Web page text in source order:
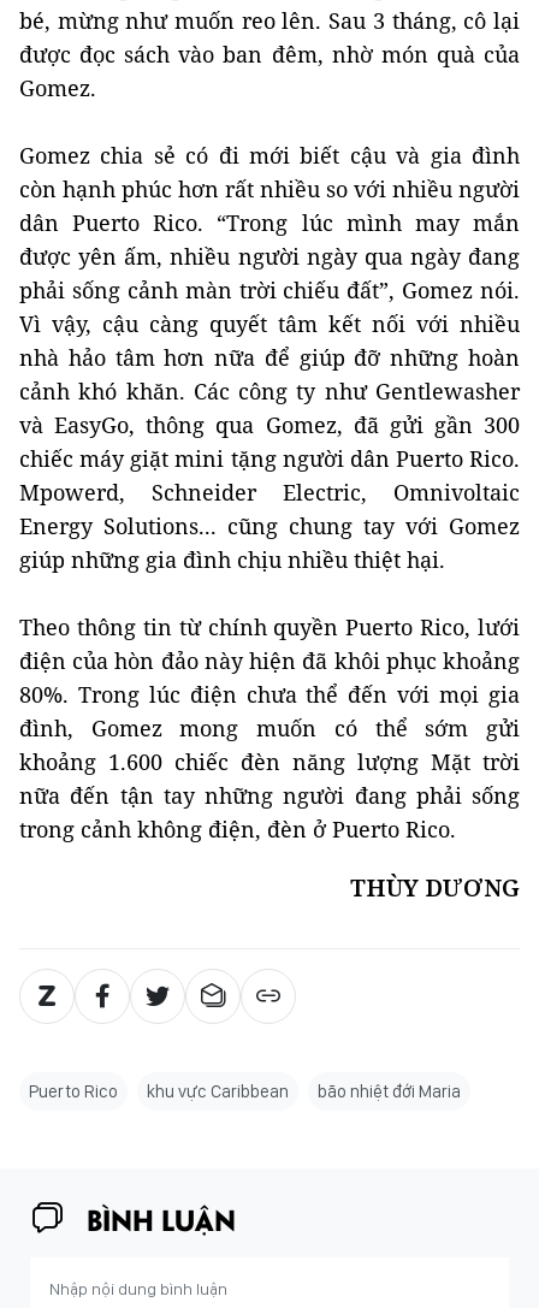
bé, mừng như muốn reo lên. Sau 3 tháng, cô lại
được đọc sách vào ban đêm, nhờ món quà của
Gomez.
Gomez chia sẻ có đi mới biết cậu và gia đình
còn hạnh phúc hơn rất nhiều so với nhiều người
dân Puerto Rico. “Trong lúc mình may mắn
được yên ấm, nhiều người ngày qua ngày đang
phải sống cảnh màn trời chiếu đất”, Gomez nói.
Vì vậy, cậu càng quyết tâm kết nối với nhiều
nhà hảo tâm hơn nữa để giúp đỡ những hoàn
cảnh khó khăn. Các công ty như Gentlewasher
và EasyGo, thông qua Gomez, đã gửi gần 300
chiếc máy giặt mini tặng người dân Puerto Rico.
Mpowerd, Schneider Electric, Omnivoltaic
Energy Solutions... cũng chung tay với Gomez
giúp những gia đình chịu nhiều thiệt hại.
Theo thông tin từ chính quyền Puerto Rico, lưới
điện của hòn đảo này hiện đã khôi phục khoảng
80%. Trong lúc điện chưa thể đến với mọi gia
đình, Gomez mong muốn có thể sớm gửi
khoảng 1.600 chiếc đèn năng lượng Mặt trời
nữa đến tận tay những người đang phải sống
trong cảnh không điện, đèn ở Puerto Rico.
THÙY DƯƠNG
Puerto Rico khu vực Caribbean bão nhiệt đới Maria
BÌNH LUẬN